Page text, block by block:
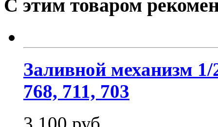
С этим товаром
Заливной механизм
768, 711, 703